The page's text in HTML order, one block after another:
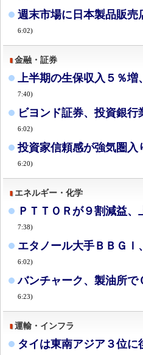
週末市場に日本製品販売
6:02)
金融・証券
上半期の生保収入５％
7:40)
ビヨンド証券、投資銀
6:02)
投資家信頼感が強気圏入
6:20)
エネルギー・化学
ＰＴＴＯＲが９割減益
7:38)
エタノール大手ＢＢＧＩ
6:02)
バンチャーク、製油所で
6:23)
運輸・インフラ
タイは東南アジア３位に